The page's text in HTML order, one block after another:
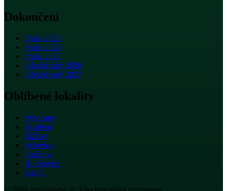
Dokončení
Praha 2025
Praha 2026
Praha 2027
Středočeský 2026
Středočeský 2027
Oblíbené lokality
Vysočany
Hostivař
Žižkov
Vršovice
Smíchov
Holešovice
Karlín